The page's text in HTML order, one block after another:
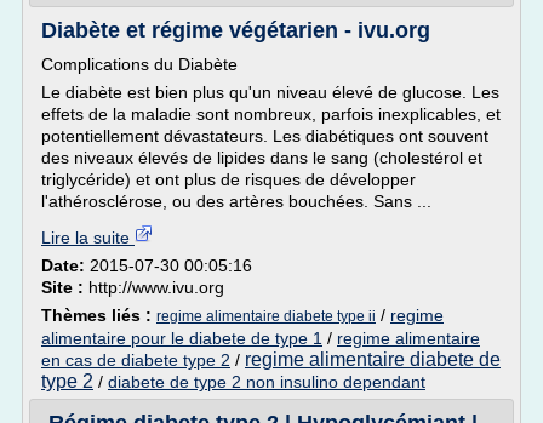
Diabète et régime végétarien - ivu.org
Complications du Diabète
Le diabète est bien plus qu'un niveau élevé de glucose. Les
effets de la maladie sont nombreux, parfois inexplicables, et
potentiellement dévastateurs. Les diabétiques ont souvent
des niveaux élevés de lipides dans le sang (cholestérol et
triglycéride) et ont plus de risques de développer
l'athérosclérose, ou des artères bouchées. Sans ...
Lire la suite
Date: 2015-07-30 00:05:16
Site : http://www.ivu.org
Thèmes liés : regime alimentaire diabete type ii / regime
alimentaire pour le diabete de type 1 / regime alimentaire
en cas de diabete type 2 / regime alimentaire diabete de
type 2 / diabete de type 2 non insulino dependant